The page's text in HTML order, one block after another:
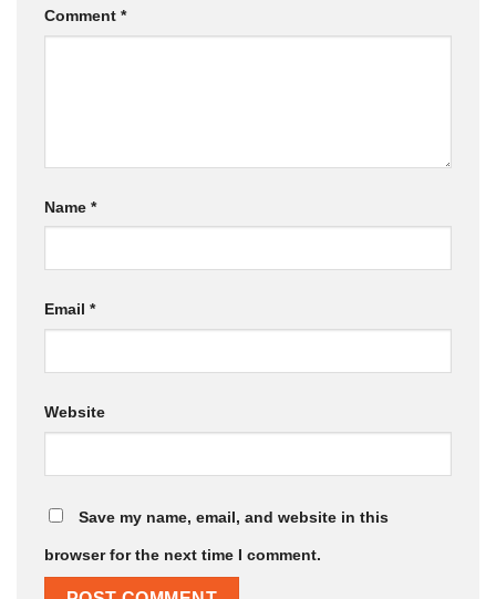
Comment *
Name *
Email *
Website
Save my name, email, and website in this
browser for the next time I comment.